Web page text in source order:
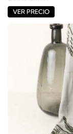
VER PRECIO